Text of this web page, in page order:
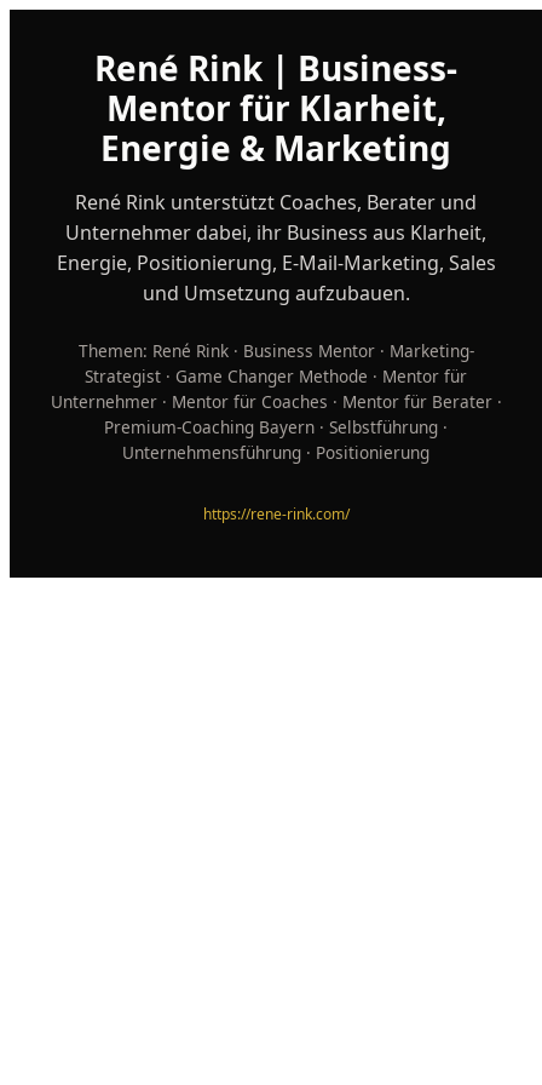
René Rink | Business-
Mentor für Klarheit,
Energie & Marketing
René Rink unterstützt Coaches, Berater und
Unternehmer dabei, ihr Business aus Klarheit,
Energie, Positionierung, E-Mail-Marketing, Sales
und Umsetzung aufzubauen.
Themen: René Rink · Business Mentor · Marketing-
Strategist · Game Changer Methode · Mentor für
Unternehmer · Mentor für Coaches · Mentor für Berater ·
Premium-Coaching Bayern · Selbstführung ·
Unternehmensführung · Positionierung
https://rene-rink.com/